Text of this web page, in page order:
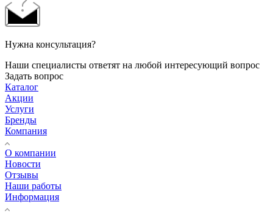
Нужна консультация?
Наши специалисты ответят на любой интересующий вопрос
Задать вопрос
Каталог
Акции
Услуги
Бренды
Компания
О компании
Новости
Отзывы
Наши работы
Информация